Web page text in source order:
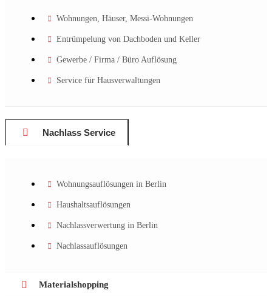
Wohnungen, Häuser, Messi-Wohnungen
Entrümpelung von Dachboden und Keller
Gewerbe / Firma / Büro Auflösung
Service für Hausverwaltungen
Nachlass Service
Wohnungsauflösungen in Berlin
Haushaltsauflösungen
Nachlassverwertung in Berlin
Nachlassauflösungen
Materialshopping